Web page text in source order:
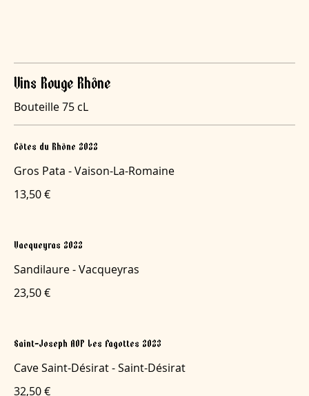
Vins Rouge Rhône
Bouteille 75 cL
Côtes du Rhône 2022
Gros Pata - Vaison-La-Romaine
13,50 €
Vacqueyras 2022
Sandilaure - Vacqueyras
23,50 €
Saint-Joseph AOP Les Fagottes 2023
Cave Saint-Désirat - Saint-Désirat
32,50 €